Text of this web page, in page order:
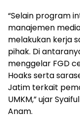
“Selain program
manajemen
melakukan kerja
pihak. Di
menggelar FGD
Hoaks serta
Jatim terkait
UMKM,” ujar
Anam.